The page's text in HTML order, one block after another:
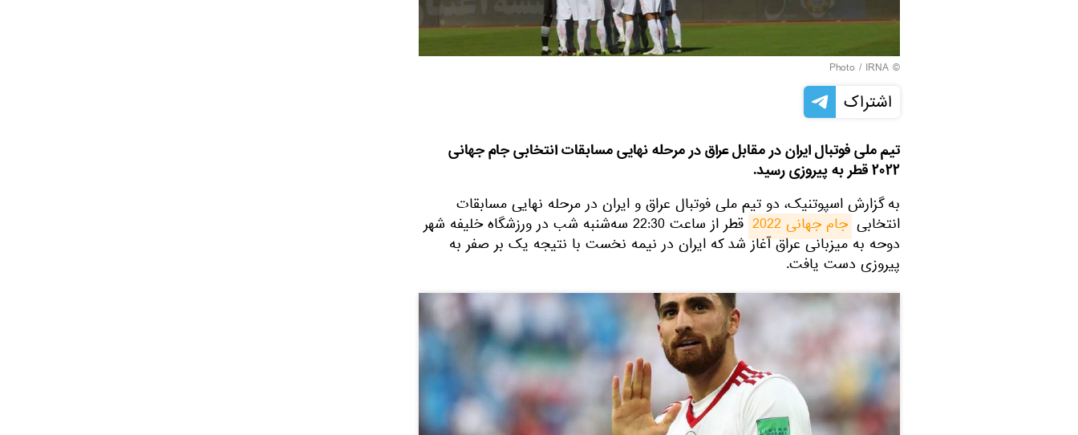
© Photo /
IRNA
اشتراک
تیم ملی فوتبال ایران در مقابل عراق در مرحله نهایی مسابقات انتخابی جام جهانی
۲۰۲۲ قطر به پیروزی رسید.
به گزارش اسپوتنیک، دو تیم ملی فوتبال عراق و ایران در مرحله نهایی مسابقات
انتخابی جام جهانی 2022 قطر از ساعت 22:30 سه‌شنبه شب در ورزشگاه خلیفه شهر
دوحه به میزبانی عراق آغاز شد که ایران در نیمه نخست با نتیجه یک بر صفر به
پیروزی دست یافت.